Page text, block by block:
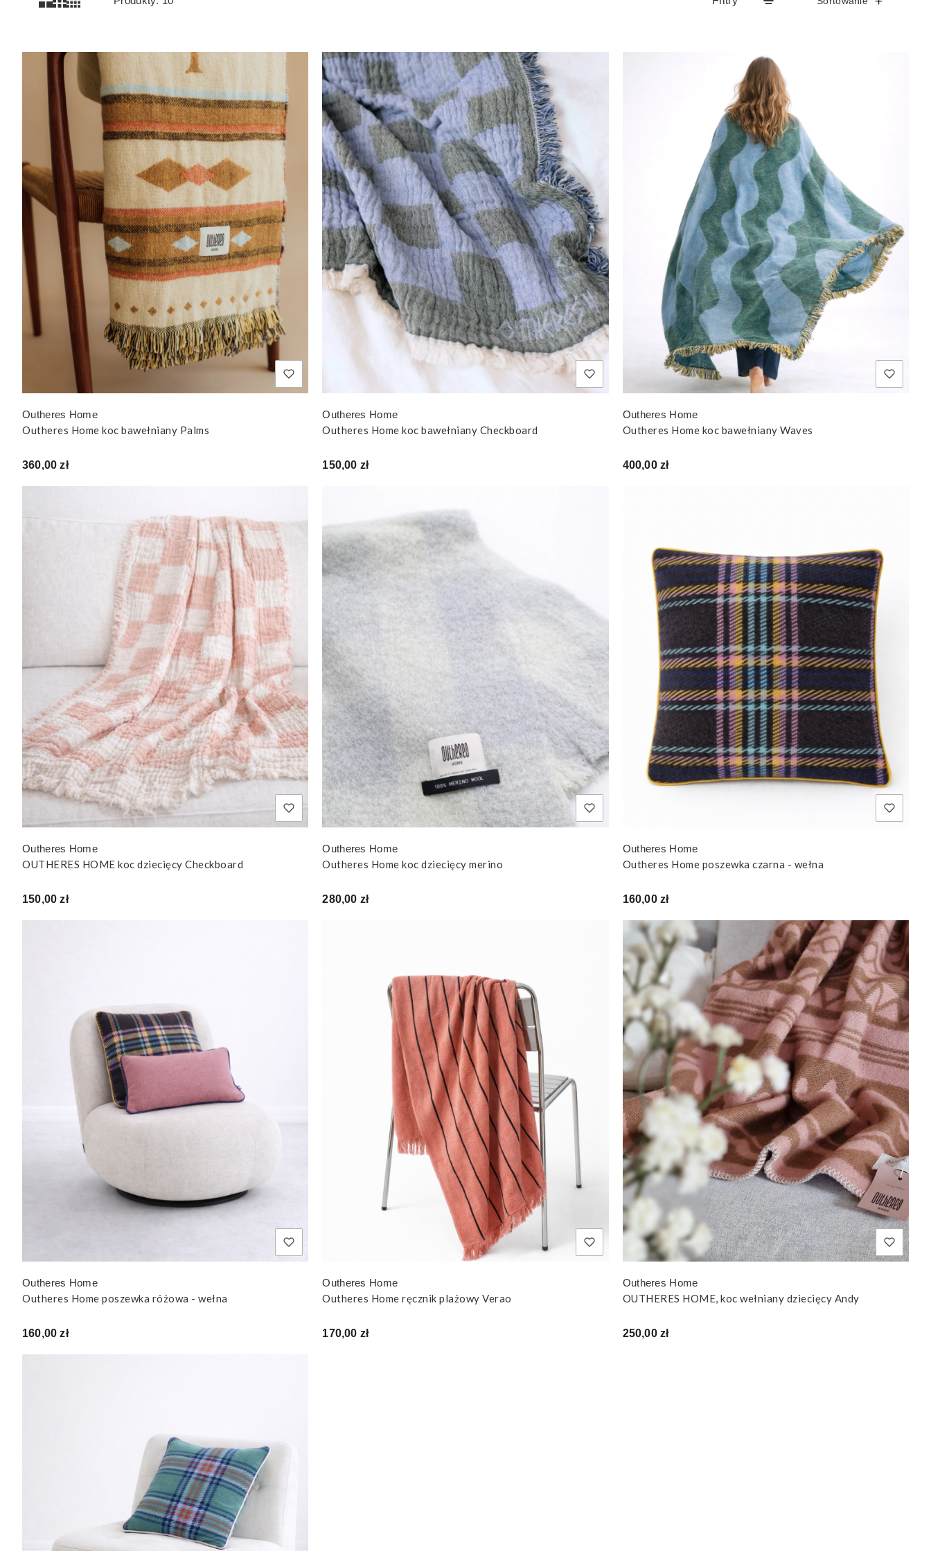
Lista produktów
Outheres Home koc bawełniany Palms
Outheres Home
Cena
360,00 zł
Outheres Home koc bawełniany Checkboard
Outheres Home
Cena
150,00 zł
Outheres Home koc bawełniany Waves
Outheres Home
Cena
400,00 zł
OUTHERES HOME koc dziecięcy Checkboard
Outheres Home
Cena
150,00 zł
Outheres Home koc dziecięcy merino
Outheres Home
Cena
280,00 zł
Outheres Home poszewka czarna - wełna
Outheres Home
Cena
160,00 zł
Outheres Home poszewka różowa - wełna
Outheres Home
Cena
160,00 zł
Outheres Home ręcznik plażowy Verao
Outheres Home
Cena
170,00 zł
OUTHERES HOME, koc wełniany dziecięcy Andy
Outheres Home
Cena
250,00 zł